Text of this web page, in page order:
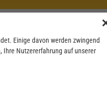
SERVICE
Einige davon werden zwingend
Ihre Nutzererfahrung auf unserer